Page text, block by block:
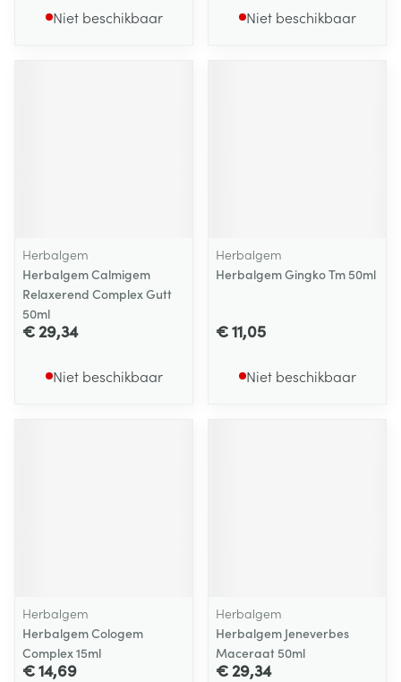
Niet beschikbaar Niet beschikbaar
Herbalgem
Herbalgem Calmigem
Relaxerend Complex Gutt
50ml
€ 29,34
Niet beschikbaar
Herbalgem
Herbalgem Gingko Tm 50ml
€ 11,05
Niet beschikbaar
Herbalgem
Herbalgem Cologem
Complex 15ml
€ 14,69
Herbalgem
Herbalgem Jeneverbes
Maceraat 50ml
€ 29,34